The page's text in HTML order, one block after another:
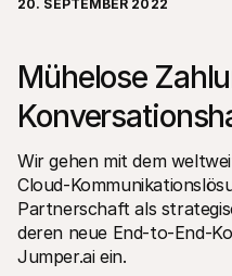
Technische Ressourcen
Developer-Portal
Entdecken Sie unsere
Developer
Bibliotheken
Integrieren Sie Mollie mit
Discord community
20. SEPTEMBER 2022
Mühelose
Wir gehen mit dem
Cloud-
Partnerschaft als
deren neue End-to-End-
Jumper.ai ein.